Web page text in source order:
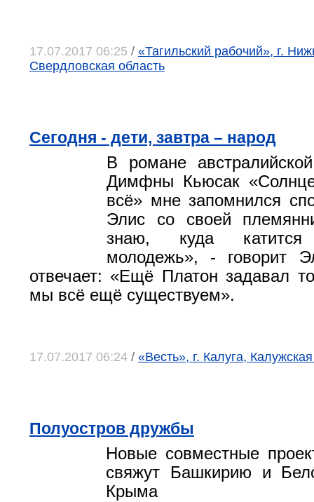
17.07.2017 06:25 / «Тагильский рабочий», г.
Свердловская область
Сегодня - дети, завтра – народ
В романе
Димфны Кьюсак
всё» мне запомнился
Элис со своей
знаю, куда катится
молодежь», - говорит
отвечает: «Ещё Платон задавал
мы всё ещё существуем».
17.07.2017 06:24 / «Весть», г. Калуга,
Полуостров дружбы
Новые совместные
свяжут Башкирию и
Крыма